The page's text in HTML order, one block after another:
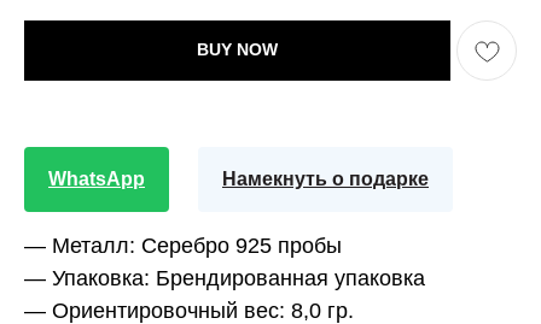
BUY NOW
WhatsApp Намекнуть о подарке
— Металл: Серебро 925 пробы
— Упаковка: Брендированная упаковка
— Ориентировочный вес: 8,0 гр.